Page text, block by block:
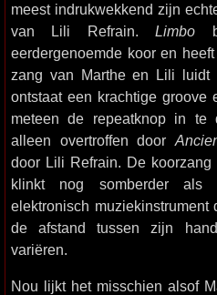
meest indrukwekkend zijn
van Lili Refrain.Limbo
eerdergenoemde koor en
zang van Marthe en Lili luidt
ontstaat een krachtige
meteen de repeatknop in te
alleen overtroffen door
door Lili Refrain. De
klinkt nog somberder als
elektronisch
de afstand tussen zijn
variëren.
Nou lijkt het misschien alsof